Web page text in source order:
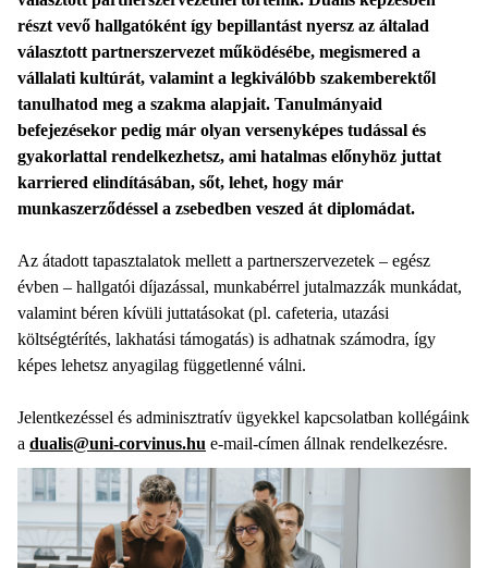
részt vevő hallgatóként így bepillantást nyersz az általad
választott partnerszervezet működésébe, megismered a
vállalati kultúrát, valamint a legkiválóbb szakemberektől
tanulhatod meg a szakma alapjait. Tanulmányaid
befejezésekor pedig már olyan versenyképes tudással és
gyakorlattal rendelkezhetsz, ami hatalmas előnyhöz juttat
karriered elindításában, sőt, lehet, hogy már
munkaszerződéssel a zsebedben veszed át diplomádat.
Az átadott tapasztalatok mellett a partnerszervezetek – egész
évben – hallgatói díjazással, munkabérrel jutalmazzák munkádat,
valamint béren kívüli juttatásokat (pl. cafeteria, utazási
költségtérítés, lakhatási támogatás) is adhatnak számodra, így
képes lehetsz anyagilag függetlenné válni.
Jelentkezéssel és adminisztratív ügyekkel kapcsolatban kollégáink
a dualis@uni-corvinus.hu e-mail-címen állnak rendelkezésre.